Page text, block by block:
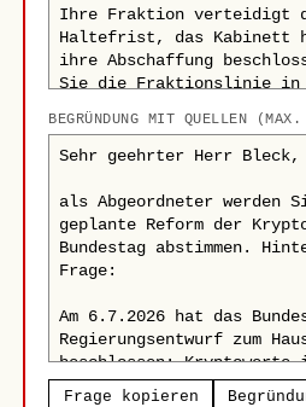
BEGRÜNDUNG MIT QUELLEN
Frage kopieren